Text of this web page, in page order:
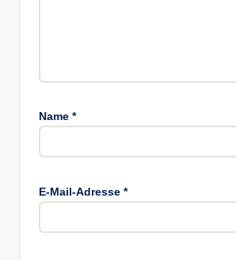
Name *
E-Mail-Adresse *